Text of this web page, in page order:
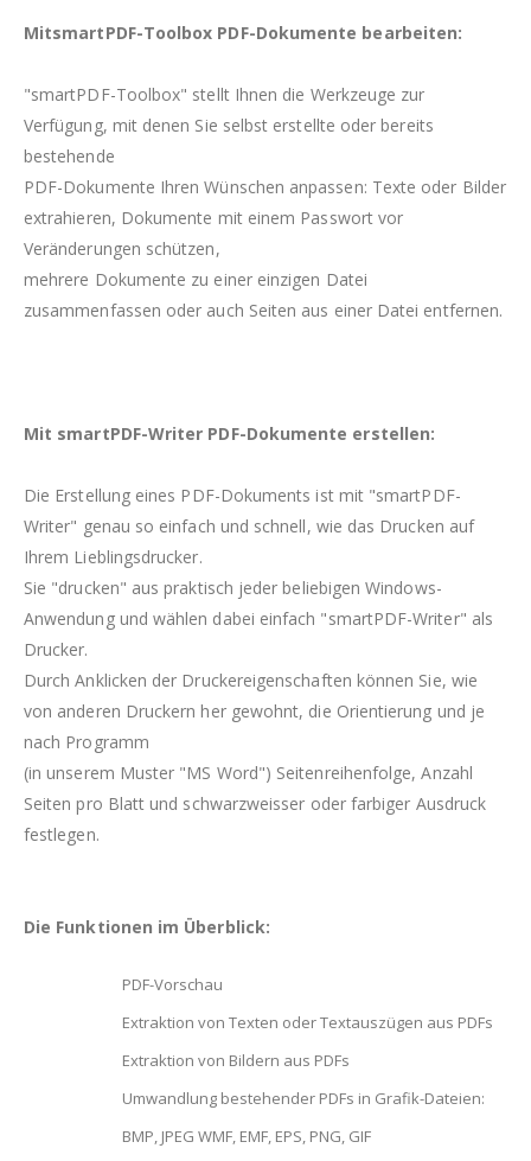
MitsmartPDF-Toolbox PDF-Dokumente bearbeiten:
"smartPDF-Toolbox" stellt Ihnen die Werkzeuge zur
Verfügung, mit denen Sie selbst erstellte oder bereits
bestehende
PDF-Dokumente Ihren Wünschen anpassen: Texte oder Bilder
extrahieren, Dokumente mit einem Passwort vor
Veränderungen schützen,
mehrere Dokumente zu einer einzigen Datei
zusammenfassen oder auch Seiten aus einer Datei entfernen.
Mit smartPDF-Writer PDF-Dokumente erstellen:
Die Erstellung eines PDF-Dokuments ist mit "smartPDF-
Writer" genau so einfach und schnell, wie das Drucken auf
Ihrem Lieblingsdrucker.
Sie "drucken" aus praktisch jeder beliebigen Windows-
Anwendung und wählen dabei einfach "smartPDF-Writer" als
Drucker.
Durch Anklicken der Druckereigenschaften können Sie, wie
von anderen Druckern her gewohnt, die Orientierung und je
nach Programm
(in unserem Muster "MS Word") Seitenreihenfolge, Anzahl
Seiten pro Blatt und schwarzweisser oder farbiger Ausdruck
festlegen.
Die Funktionen im Überblick:
PDF-Vorschau
Extraktion von Texten oder Textauszügen aus PDFs
Extraktion von Bildern aus PDFs
Umwandlung bestehender PDFs in Grafik-Dateien:
BMP, JPEG WMF, EMF, EPS, PNG, GIF